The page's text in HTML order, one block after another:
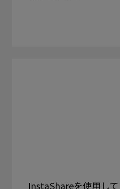
InstaShareを使用し